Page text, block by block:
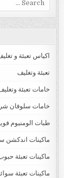
for:
اكياس تعبئة و
تعبئة وتغليف
خامات تعبئة
خامات سلوفان
طبات الومنيوم
ماكينات اندكشن
ماكينات تعبئة
ماكينات تعبئة